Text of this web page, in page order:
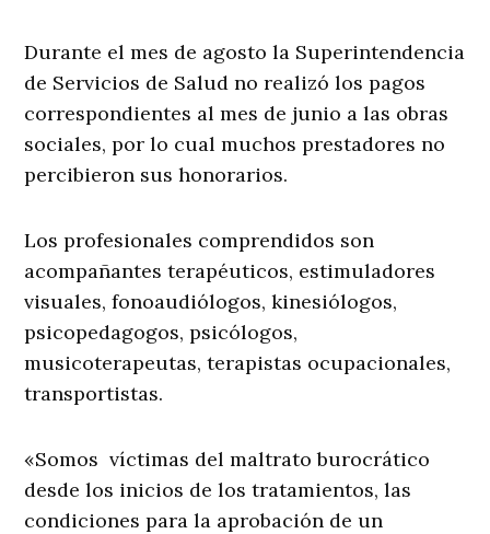
Durante el mes de agosto la Superintendencia
de Servicios de Salud no realizó los pagos
correspondientes al mes de junio a las obras
sociales, por lo cual muchos prestadores no
percibieron sus honorarios.
Los profesionales comprendidos son
acompañantes terapéuticos, estimuladores
visuales, fonoaudiólogos, kinesiólogos,
psicopedagogos, psicólogos,
musicoterapeutas, terapistas ocupacionales,
transportistas.
«Somos víctimas del maltrato burocrático
desde los inicios de los tratamientos, las
condiciones para la aprobación de un